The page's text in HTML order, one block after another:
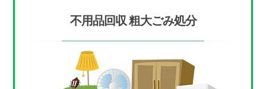
不用品回収 粗大ごみ処分